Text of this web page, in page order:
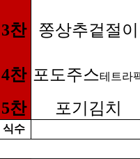
3찬 쫑상추겉절이
4찬 포도주스테트라
5찬 포기김치
식수